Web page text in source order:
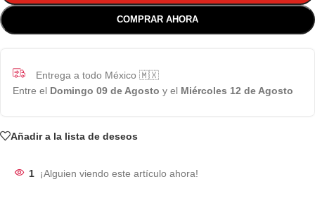
COMPRAR AHORA
Entrega a todo México 🇲🇽
Entre el Domingo 09 de Agosto y el Miércoles 12 de Agosto
Añadir a la lista de deseos
1 ¡Alguien viendo este artículo ahora!